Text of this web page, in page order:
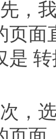
我
页面
是
选